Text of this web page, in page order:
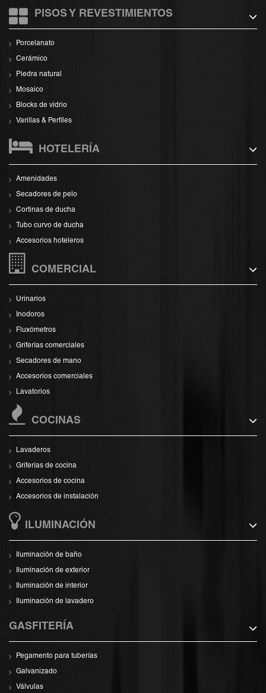
PISOS Y REVESTIMIENTOS
Porcelanato
Cerámico
Piedra natural
Mosaico
Blocks de vidrio
Varillas & Perfiles
HOTELERÍA
Amenidades
Secadores de pelo
Cortinas de ducha
Tubo curvo de ducha
Accesorios hoteleros
COMERCIAL
Urinarios
Inodoros
Fluxómetros
Griferías comerciales
Secadores de mano
Accesorios comerciales
Lavatorios
COCINAS
Lavaderos
Griferías de cocina
Accesorios de cocina
Accesorios de instalación
ILUMINACIÓN
Iluminación de baño
Iluminación de exterior
Iluminación de interior
Iluminación de lavadero
GASFITERÍA
Pegamento para tuberías
Galvanizado
Válvulas